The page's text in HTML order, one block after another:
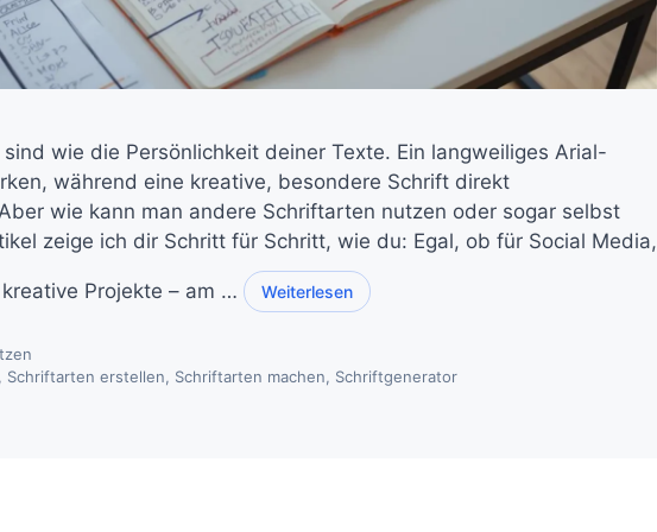
wie die Persönlichkeit deiner Texte. Ein langweiliges Arial-
während eine kreative, besondere Schrift direkt
wie kann man andere Schriftarten nutzen oder sogar selbst
zeige ich dir Schritt für Schritt, wie du: Egal, ob für Social Media,
Projekte – am … Weiterlesen
, Schriftarten erstellen, Schriftarten machen, Schriftgenerator